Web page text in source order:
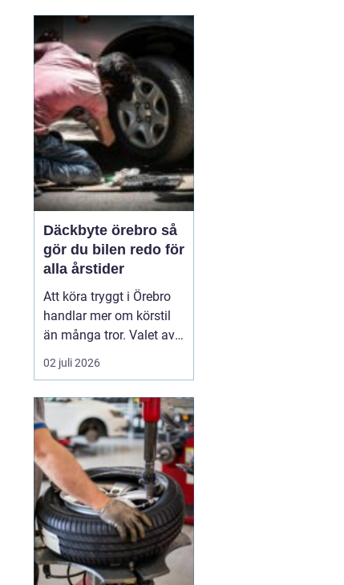
bilfärgen kan påverka
hur en bil uppfattas,
stärka dess mär...
Däckbyte örebro så
gör du bilen redo för
alla årstider
Att köra tryggt i Örebro
handlar mer om körstil
än många tror. Valet av
däck, när de byts och hur
de monteras spelar en
säkerheten. Vädret i
Närke skiftar snabbt,
med kalla vintrar, blöta
vårvägar och varma
sommardagar. För den
som...
02 juli 2026